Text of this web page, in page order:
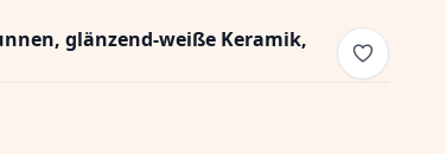
glänzend-weiße Keramik,